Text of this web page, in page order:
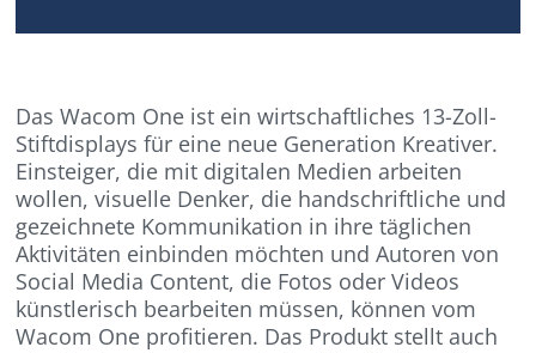
Das Wacom One ist ein wirtschaftliches 13-Zoll-
Stiftdisplays für eine neue Generation Kreativer.
Einsteiger, die mit digitalen Medien arbeiten
wollen, visuelle Denker, die handschriftliche und
gezeichnete Kommunikation in ihre täglichen
Aktivitäten einbinden möchten und Autoren von
Social Media Content, die Fotos oder Videos
künstlerisch bearbeiten müssen, können vom
Wacom One profitieren. Das Produkt stellt auch